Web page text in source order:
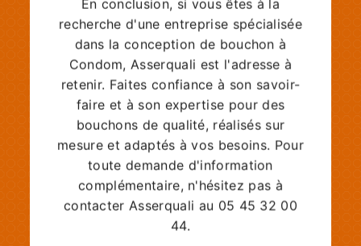
En conclusion, si vous êtes à la
recherche d'une entreprise spécialisée
dans la conception de bouchon à
Condom, Asserquali est l'adresse à
retenir. Faites confiance à son savoir-
faire et à son expertise pour des
bouchons de qualité, réalisés sur
mesure et adaptés à vos besoins. Pour
toute demande d'information
complémentaire, n'hésitez pas à
contacter Asserquali au 05 45 32 00
44.